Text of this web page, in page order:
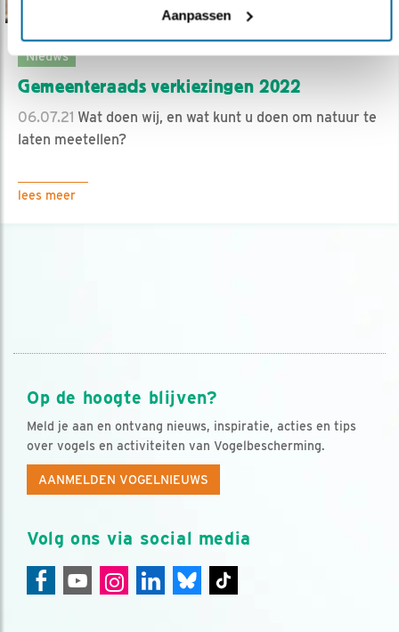
Aanpassen
Nieuws
Gemeenteraads verkiezingen 2022
06.07.21 Wat doen wij, en wat kunt u doen om natuur te
laten meetellen?
lees meer
Op de hoogte blijven?
Meld je aan en ontvang nieuws, inspiratie, acties en tips
over vogels en activiteiten van Vogelbescherming.
AANMELDEN VOGELNIEUWS
Volg ons via social media